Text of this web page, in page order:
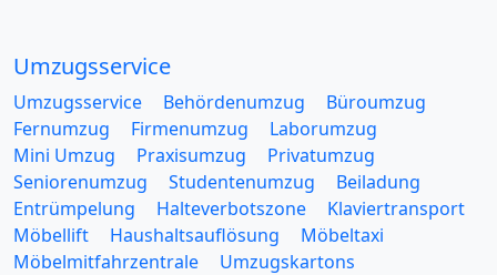
Umzugsservice
Umzugsservice Behördenumzug
Büroumzug
Fernumzug
Firmenumzug
Laborumzug
Mini Umzug
Praxisumzug
Privatumzug
Seniorenumzug
Studentenumzug
Beiladung
Entrümpelung
Halteverbotszone
Klaviertransport
Möbellift
Haushaltsauflösung
Möbeltaxi
Möbelmitfahrzentrale
Umzugskartons